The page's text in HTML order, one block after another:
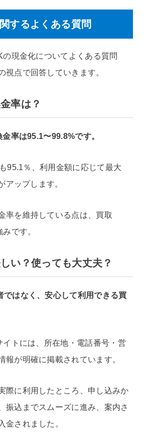
するよくある質問
現金化についてよくある質問
視点で回答していきます。
率は？
率は95.1〜99.8%です。
95.1％、利用金額に応じて最大
アップします。
率を維持している点は、買取
です。
い？使っても大丈夫？
ではなく、安心して利用できる買
トには、所在地・電話番号・営
報が明確に掲載されています。
際に利用したところ、申し込みか
振込までスムーズに進み、案内さ
金されました。